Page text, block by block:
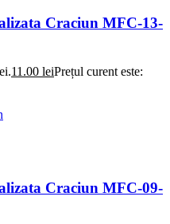
Craciun MFC-13-
11.00 leiPrețul curent este:
Craciun MFC-09-